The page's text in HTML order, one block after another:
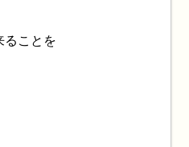
ることを